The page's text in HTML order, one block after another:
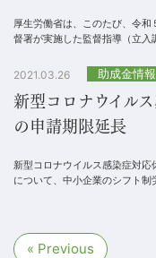
厚生労働省は、このたび、令
督署が実施した監督指導（立入
2021.03.26 助成金情報
新型コロナウイル
の申請期限延長
新型コロナウイルス感染症対応
について、中小企業のシフト
« Previous